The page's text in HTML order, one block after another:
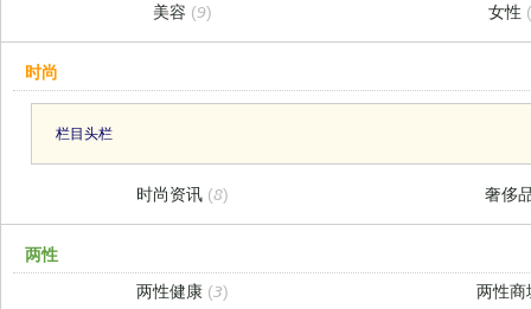
美容 (9) 女性
时尚
栏目头栏
时尚资讯 (8) 奢侈
两性
两性健康 (3) 两性